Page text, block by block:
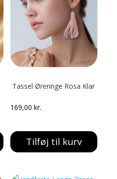
Tassel Øreringe Rosa Klar
169,00kr.
Tilføj til kurv